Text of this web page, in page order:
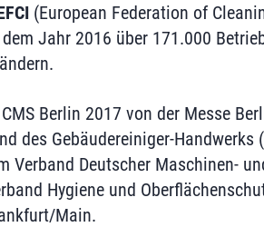
(European Federation of
Jahr 2016 über 171.000
Berlin 2017 von der Messe
des Gebäudereiniger-Handwerks
Verband Deutscher Maschinen-
Hygiene und
Main.